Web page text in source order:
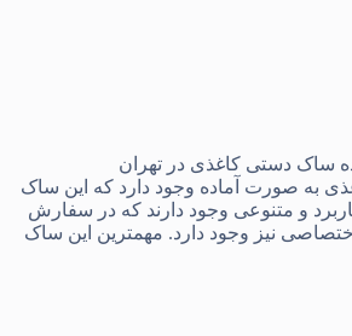
ساک دستی کاغذی در تهران
به صورت آماده وجود دارد که این ساک
و متنوعی وجود دارند که در سفارش
نیز وجود دارد. مهمترین این ساک